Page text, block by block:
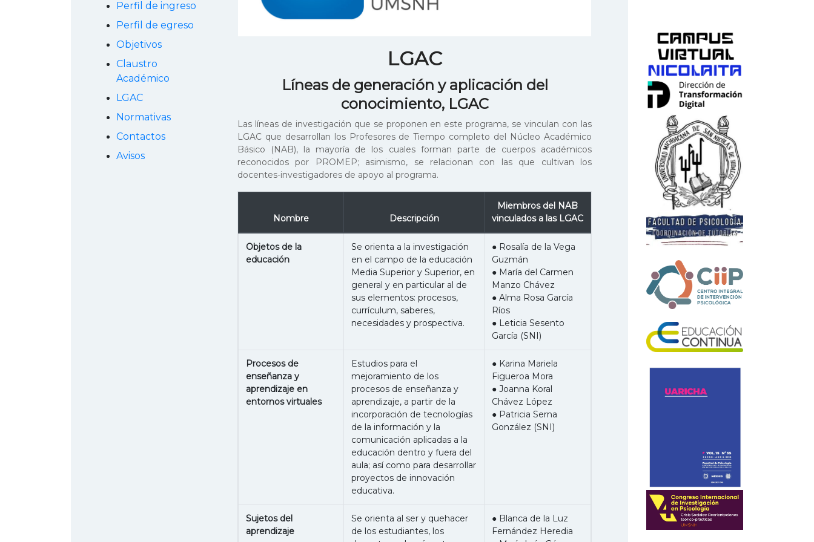
Perfil de ingreso
Perfil de egreso
Objetivos
Claustro
Académico
LGAC
Normativas
Contactos
Avisos
LGAC
Líneas de generación y aplicación del
conocimiento, LGAC
Las líneas de investigación que se proponen en este programa, se vinculan con las
LGAC que desarrollan los Profesores de Tiempo completo del Núcleo Académico
Básico (NAB), la mayoría de los cuales forman parte de cuerpos académicos
reconocidos por PROMEP; asimismo, se relacionan con las que cultivan los
docentes-investigadores de apoyo al programa.
Nombre Descripción
Miembros del NAB
vinculados a las LGAC
Objetos de la
educación
Se orienta a la investigación
en el campo de la educación
Media Superior y Superior, en
general y en particular al de
sus elementos: procesos,
currículum, saberes,
necesidades y prospectiva.
● Rosalía de la Vega
Guzmán
● María del Carmen
Manzo Chávez
● Alma Rosa García
Ríos
● Leticia Sesento
García (SNI)
Procesos de
enseñanza y
aprendizaje en
entornos virtuales
Estudios para el
mejoramiento de los
procesos de enseñanza y
aprendizaje, a partir de la
incorporación de tecnologías
de la información y la
comunicación aplicadas a la
educación dentro y fuera del
aula; así como para desarrollar
proyectos de innovación
educativa.
● Karina Mariela
Figueroa Mora
● Joanna Koral
Chávez López
● Patricia Serna
González (SNI)
Sujetos del
aprendizaje
Se orienta al ser y quehacer
de los estudiantes, los
● Blanca de la Luz
Fernández Heredia